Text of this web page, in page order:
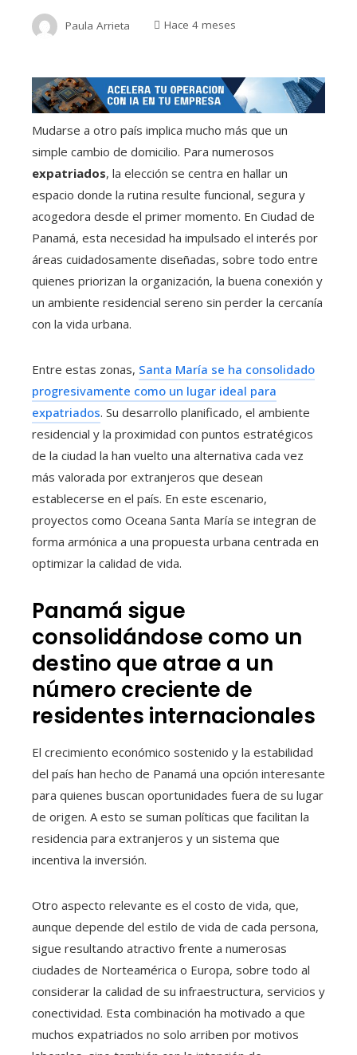
Paula Arrieta Hace 4 meses
Mudarse a otro país implica mucho más que un
simple cambio de domicilio. Para numerosos
expatriados, la elección se centra en hallar un
espacio donde la rutina resulte funcional, segura y
acogedora desde el primer momento. En Ciudad de
Panamá, esta necesidad ha impulsado el interés por
áreas cuidadosamente diseñadas, sobre todo entre
quienes priorizan la organización, la buena conexión y
un ambiente residencial sereno sin perder la cercanía
con la vida urbana.
Entre estas zonas, Santa María se ha consolidado
progresivamente como un lugar ideal para
expatriados. Su desarrollo planificado, el ambiente
residencial y la proximidad con puntos estratégicos
de la ciudad la han vuelto una alternativa cada vez
más valorada por extranjeros que desean
establecerse en el país. En este escenario,
proyectos como Oceana Santa María se integran de
forma armónica a una propuesta urbana centrada en
optimizar la calidad de vida.
Panamá sigue
consolidándose como un
destino que atrae a un
número creciente de
residentes internacionales
El crecimiento económico sostenido y la estabilidad
del país han hecho de Panamá una opción interesante
para quienes buscan oportunidades fuera de su lugar
de origen. A esto se suman políticas que facilitan la
residencia para extranjeros y un sistema que
incentiva la inversión.
Otro aspecto relevante es el costo de vida, que,
aunque depende del estilo de vida de cada persona,
sigue resultando atractivo frente a numerosas
ciudades de Norteamérica o Europa, sobre todo al
considerar la calidad de su infraestructura, servicios y
conectividad. Esta combinación ha motivado a que
muchos expatriados no solo arriben por motivos